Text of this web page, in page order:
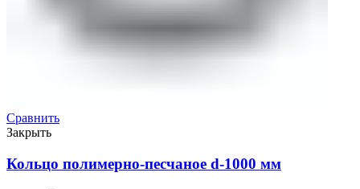
Сравнить
Закрыть
Кольцо полимерно-песчаное d-1000 мм